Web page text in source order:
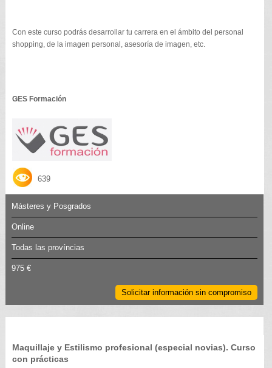
Con este curso podrás desarrollar tu carrera en el ámbito del personal
shopping, de la imagen personal, asesoría de imagen, etc.
GES Formación
639
Másteres y Posgrados
Online
Todas las províncias
975 €
Solicitar información sin compromiso
Maquillaje y Estilismo profesional (especial novias). Curso
con prácticas